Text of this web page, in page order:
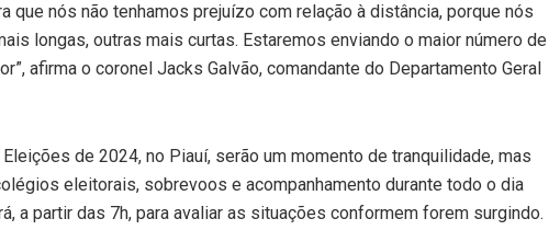
que nós não tenhamos prejuízo com relação à distância, porque nós
longas, outras mais curtas. Estaremos enviando o maior número de
afirma o coronel Jacks Galvão, comandante do Departamento Geral
de 2024, no Piauí, serão um momento de tranquilidade, mas
eleitorais, sobrevoos e acompanhamento durante todo o dia
a partir das 7h, para avaliar as situações conformem forem surgindo.